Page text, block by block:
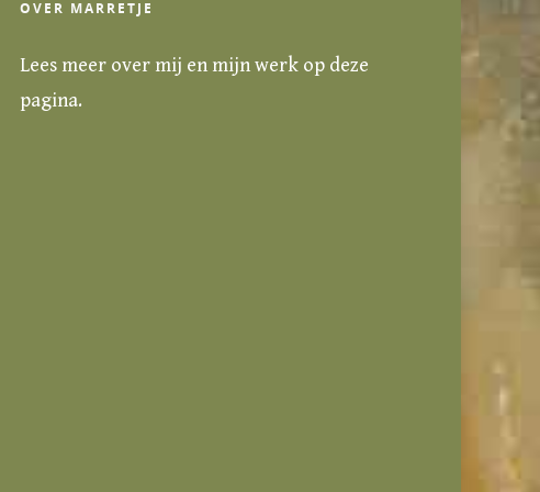
OVER MARRETJE
Lees meer over mij en mijn werk op deze
pagina.